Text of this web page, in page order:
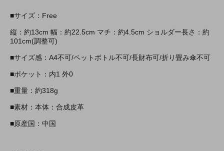
■サイズ：Free
縦：約13cm 幅：約22.5cm マチ：約4.5cm ショルダー長さ：約
101cm(調整可)
■サイズ感：A4不可/ペットボトル不可/長財布可/折り畳み傘不可
■ポケット：内1 外0
■重量：約318g
■素材：本体：合成皮革
■原産国：中国